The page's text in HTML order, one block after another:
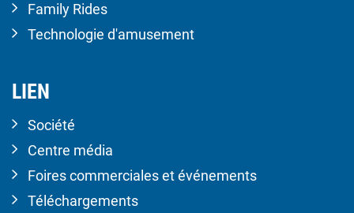
Family Rides
Technologie d'amusement
LIEN
Société
Centre média
Foires commerciales et événements
Téléchargements